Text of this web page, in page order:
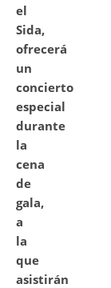
el
Sida,
ofrecerá
un
concierto
especial
durante
la
cena
de
gala,
a
la
que
asistirán